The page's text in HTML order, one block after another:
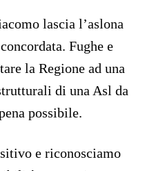
lascia l’aslona
Fughe e
la Regione ad una
di una Asl da
possibile.
e riconosciamo